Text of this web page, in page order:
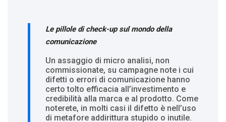
Le pillole di check-up sul mondo della
comunicazione
Un assaggio di micro analisi, non
commissionate, su campagne note i cui
difetti o errori di comunicazione hanno
certo tolto efficacia all’investimento e
credibilità alla marca e al prodotto. Come
noterete, in molti casi il difetto è nell’uso
di metafore addirittura stupido o inutile.